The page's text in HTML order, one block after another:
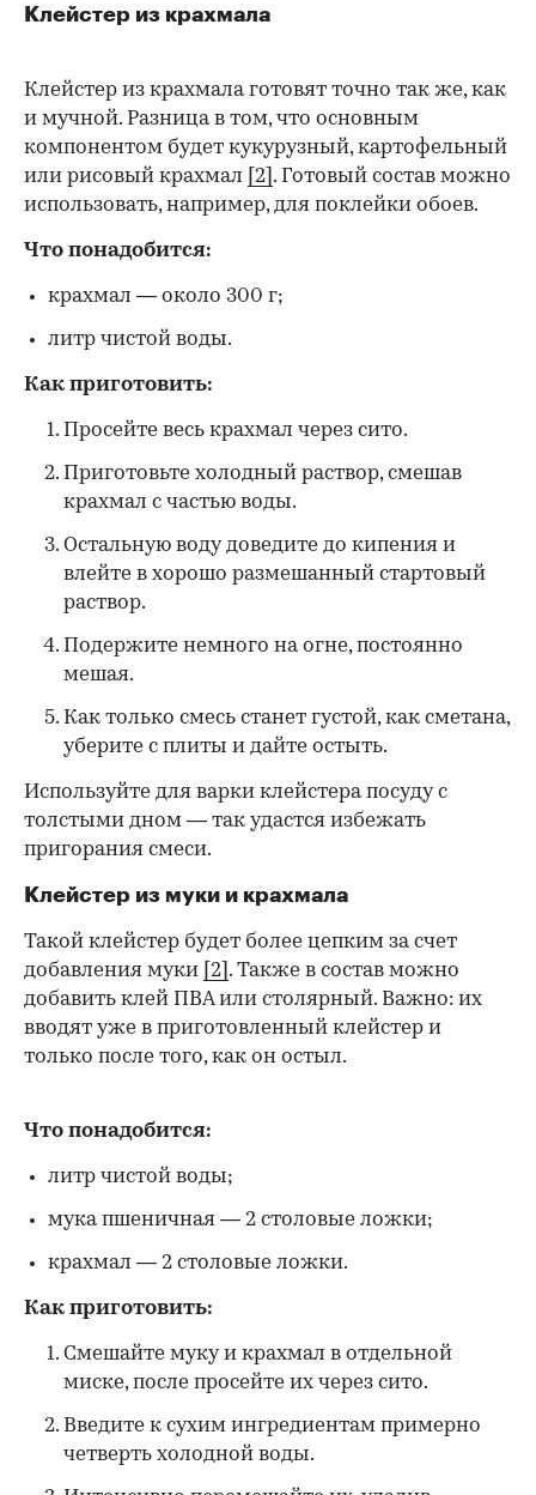
Клейстер из крахмала
Клейстер из крахмала готовят точно так же, как
и мучной. Разница в том, что основным
компонентом будет кукурузный, картофельный
или рисовый крахмал
[2] . Готовый состав можно
использовать, например, для поклейки обоев.
Что понадобится:
крахмал — около 300 г;
литр чистой воды.
Как приготовить:
Просейте весь крахмал через сито.
Приготовьте холодный раствор, смешав
крахмал с частью воды.
Остальную воду доведите до кипения и
влейте в хорошо размешанный стартовый
раствор.
Подержите немного на огне, постоянно
мешая.
Как только смесь станет густой, как сметана,
уберите с плиты и дайте остыть.
Используйте для варки клейстера посуду с
толстыми дном — так удастся избежать
пригорания смеси.
Клейстер из муки и крахмала
Такой клейстер будет более цепким за счет
добавления муки [2] . Также в состав можно
добавить клей ПВА или столярный. Важно: их
вводят уже в приготовленный клейстер и
только после того, как он остыл.
Что понадобится:
литр чистой воды;
мука пшеничная — 2 столовые ложки;
крахмал — 2 столовые ложки.
Как приготовить:
Смешайте муку и крахмал в отдельной
миске, после просейте их через сито.
Введите к сухим ингредиентам примерно
четверть холодной воды.